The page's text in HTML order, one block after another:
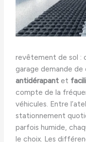
revêtement de sol :
garage demande
antidérapant et
compte de la
véhicules. Entre
stationnement
parfois humide,
le choix. Les